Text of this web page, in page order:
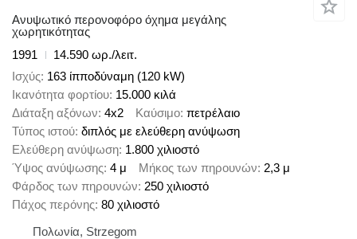
Ανυψωτικό περονοφόρο όχημα μεγάλης
χωρητικότητας
1991
14.590 ωρ./λειτ.
Ισχύς 163 ίπποδύναμη (120 kW)
Ικανότητα φορτίου 15.000 κιλά
Διάταξη αξόνων 4x2 Καύσιμο πετρέλαιο
Τύπος ιστού διπλός με ελεύθερη ανύψωση
Ελεύθερη ανύψωση 1.800 χιλιοστό
Ύψος ανύψωσης 4 μ Μήκος των πηρουνών 2,3 μ
Φάρδος των πηρουνών 250 χιλιοστό
Πάχος περόνης 80 χιλιοστό
Πολωνία, Strzegom